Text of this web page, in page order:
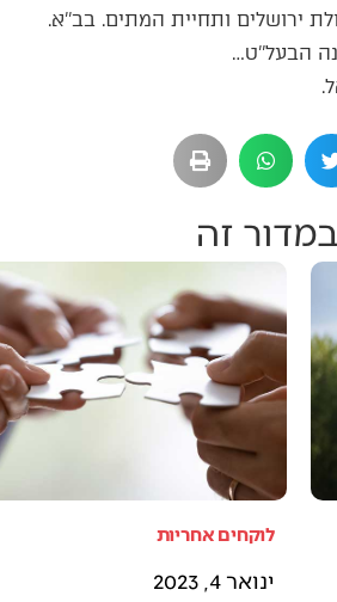
ירושלים ותחיית המתים. בב’’א.
הבעל’’ט…
זה
לוקחים אחריות
ינואר 4, 2023